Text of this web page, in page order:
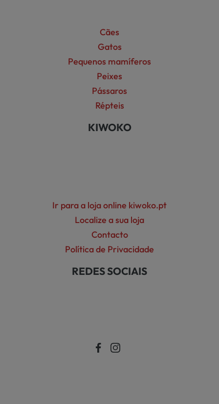
Cães
Gatos
Pequenos mamíferos
Peixes
Pássaros
Répteis
KIWOKO
Ir para a loja online kiwoko.pt
Localize a sua loja
Contacto
Política de Privacidade
REDES SOCIAIS